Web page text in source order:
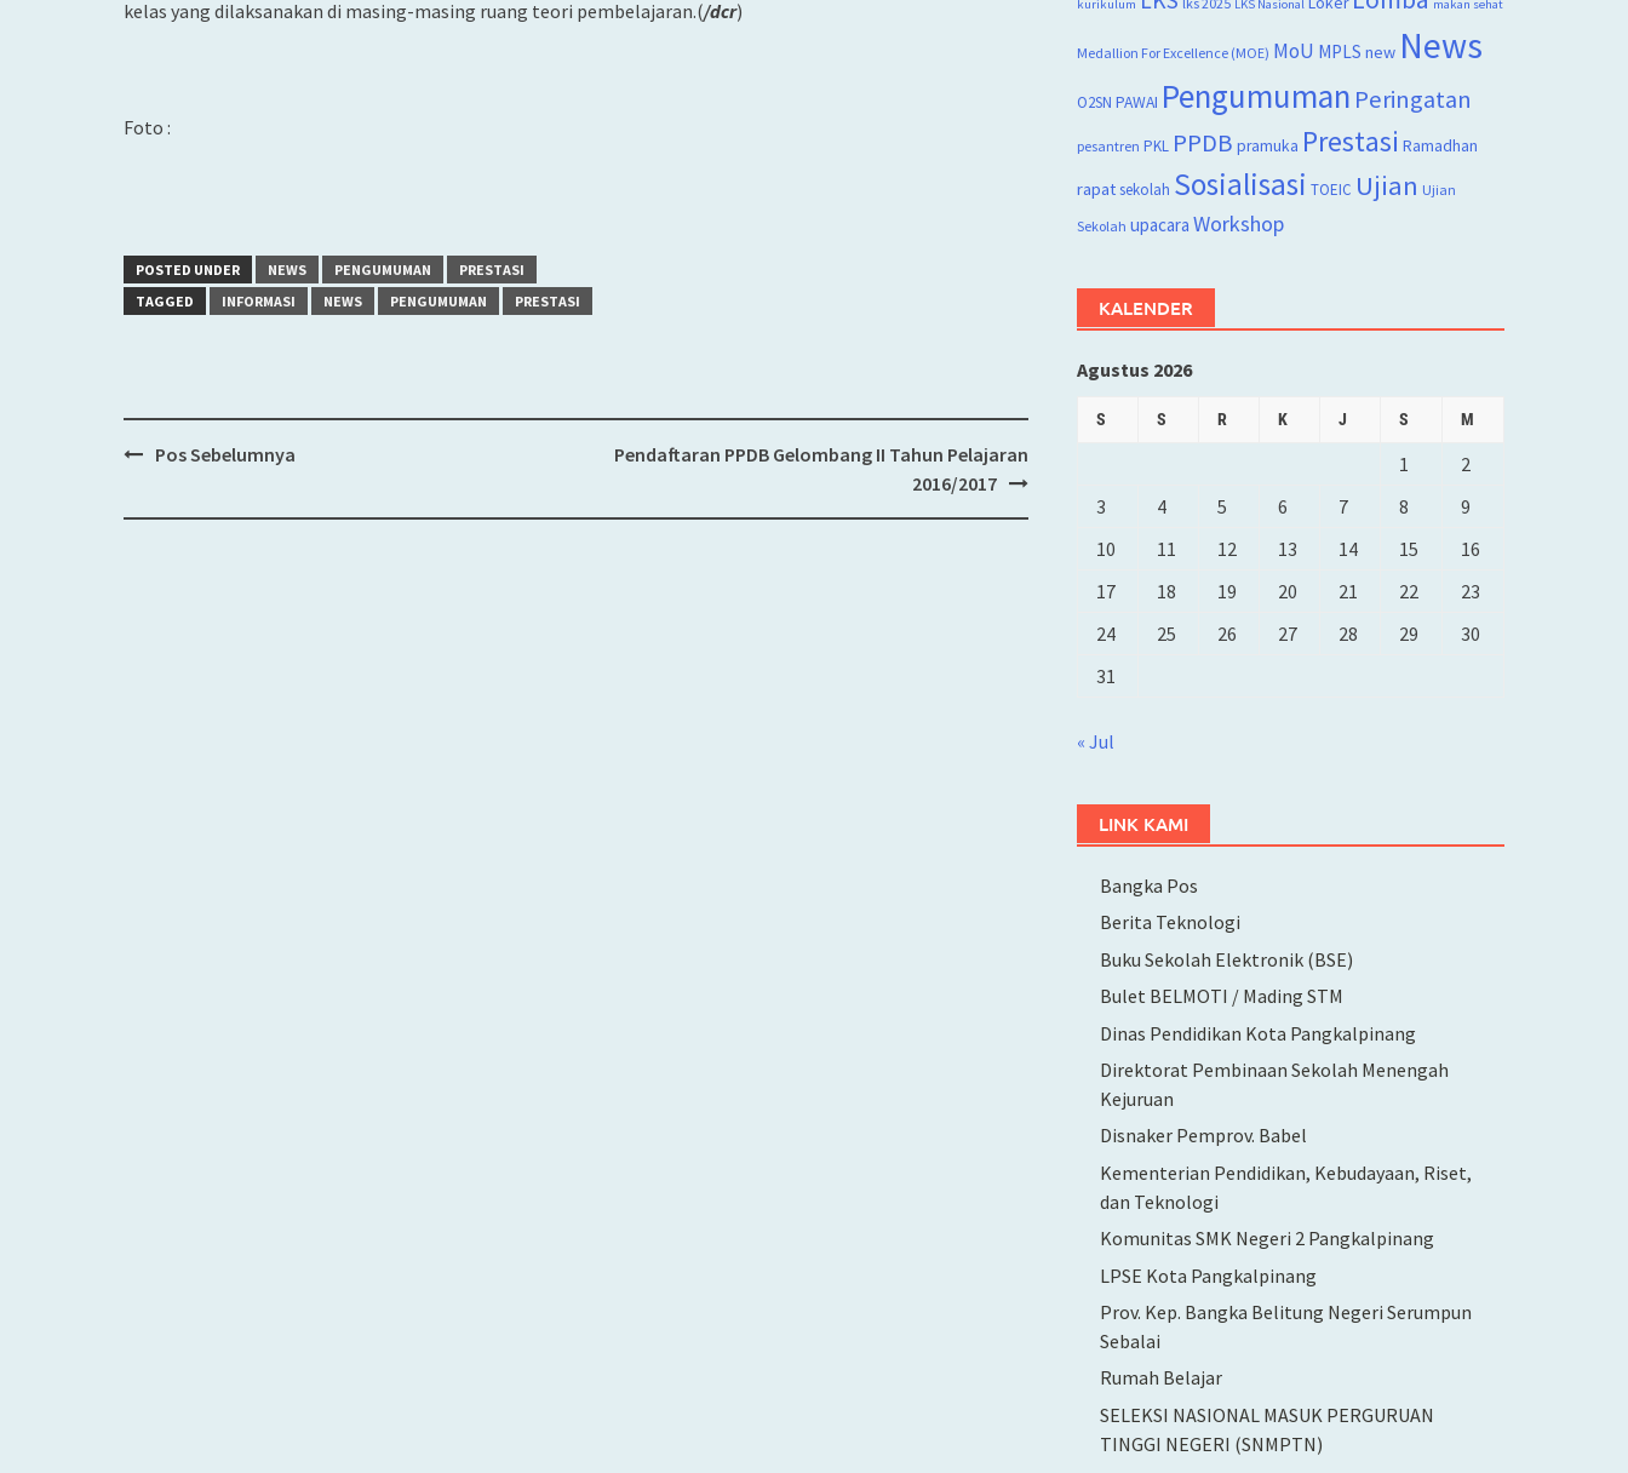
kelas yang dilaksanakan di masing-masing ruang teori pembelajaran.(/dcr)
Foto :
POSTED UNDER NEWS PENGUMUMAN
PRESTASI
TAGGED
INFORMASI NEWS PENGUMUMAN PRESTASI
Pos Sebelumnya
Pendaftaran PPDB Gelombang II Tahun Pelajaran
2016/2017
kurikulum LKS Nasional makan sehat
Medallion For Excellence (MOE) MoU MPLS new News
O2SN PAWAI Pengumuman Peringatan
pesantren PKL PPDB pramuka Prestasi Ramadhan
rapatsekolah Sosialisasi TOEIC Ujian Ujian
Sekolah upacara Workshop
KALENDER
Agustus 2026
S S R K J S M
1
2
3
4 5 6 7 8
9
10
11 12 13 14 15
16
17
18 19 20 21 22
23
24
25 26 27 28 29
30
31
« Jul
LINK KAMI
Bangka Pos
Berita Teknologi
Buku Sekolah Elektronik (BSE)
Bulet BELMOTI / Mading STM
Dinas Pendidikan Kota Pangkalpinang
Direktorat Pembinaan Sekolah Menengah
Kejuruan
Disnaker Pemprov. Babel
Kementerian Pendidikan, Kebudayaan, Riset,
dan Teknologi
Komunitas SMK Negeri 2 Pangkalpinang
LPSE Kota Pangkalpinang
Prov. Kep. Bangka Belitung Negeri Serumpun
Sebalai
Rumah Belajar
SELEKSI NASIONAL MASUK PERGURUAN
TINGGI NEGERI (SNMPTN)